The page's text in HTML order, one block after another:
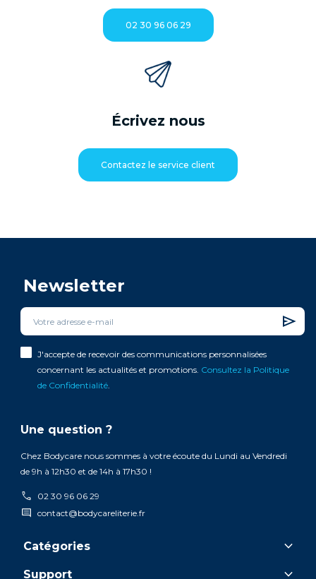
02 30 96 06 29
Écrivez nous
Contactez le service client
Newsletter
J'accepte de recevoir des communications personnalisées
concernant les actualités et promotions. Consultez la Politique
de Confidentialité.
Une question ?
Chez Bodycare nous sommes à votre écoute du Lundi au Vendredi
de 9h à 12h30 et de 14h à 17h30 !
call 02 30 96 06 29
comment contact@bodycareliterie.fr
Catégories keyboard_arrow_down
Support keyboard_arrow_down